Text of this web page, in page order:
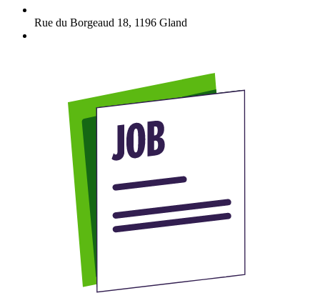
Rue du Borgeaud 18, 1196 Gland